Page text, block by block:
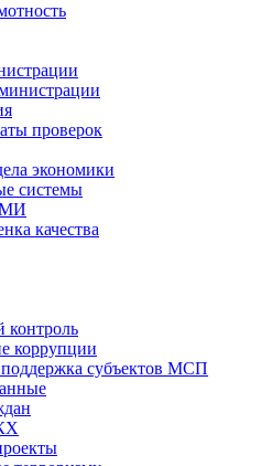
проверок
экономики
системы
качества
коррупции
субъектов МСП